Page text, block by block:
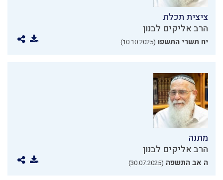
ציצית תכלת
הרב אליקים לבנון
יח תשרי התשפו (10.10.2025)
מתנה
הרב אליקים לבנון
ה אב התשפה (30.07.2025)